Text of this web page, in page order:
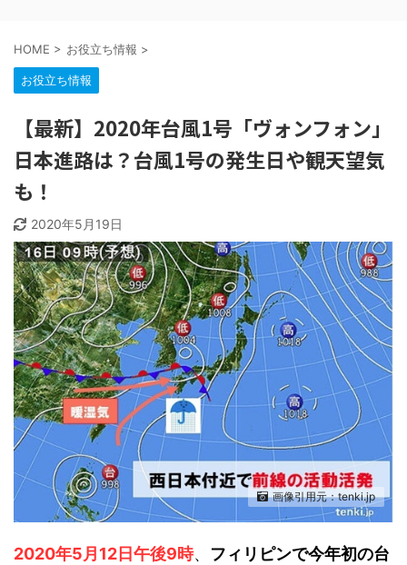
HOME > お役立ち情報 >
お役立ち情報
【最新】2020年台風1号「ヴォンフォン」
日本進路は？台風1号の発生日や観天望気
も！
2020年5月19日
画像引用元：tenki.jp
2020年5月12日午後9時、 フィリピンで今年初の台